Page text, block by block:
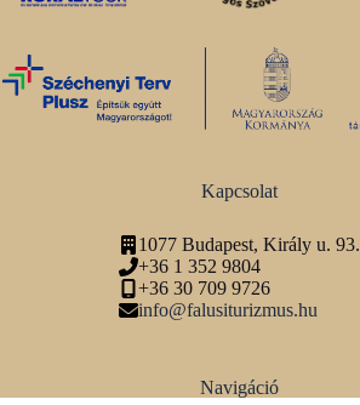
Kapcsolat
1077 Budapest, Király u. 93.
+36 1 352 9804
+36 30 709 9726
info@falusiturizmus.hu
Navigáció